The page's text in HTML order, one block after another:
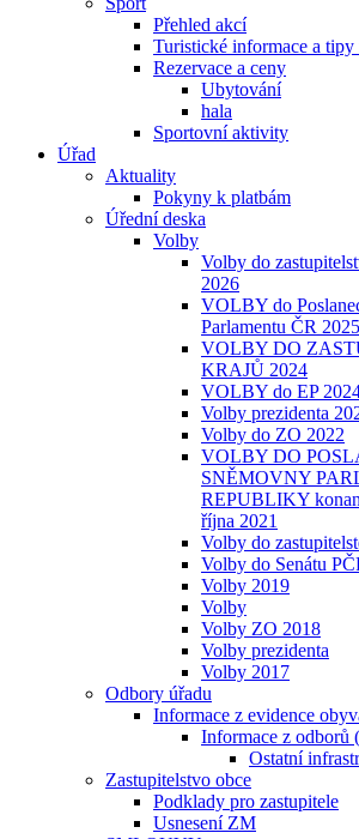
Přehled akcí
Turistické informace a
Rezervace a ceny
Ubytování
hala
Sportovní aktivity
Úřad
Aktuality
Pokyny k platbám
Úřední deska
Volby
Volby do
2026
VOLBY do
Parlamentu ČR 2025
VOLBY DO
KRAJŮ 2024
VOLBY do EP
Volby prezidenta
Volby do ZO 2022
VOLBY DO
SNĚMOVNY
REPUBLIKY
října 2021
Volby do
Volby do Senátu
Volby 2019
Volby
Volby ZO 2018
Volby prezidenta
Volby 2017
Odbory úřadu
Informace z evidence
Informace z odborů
Ostatní
Zastupitelstvo obce
Podklady pro zastupitele
Usnesení ZM